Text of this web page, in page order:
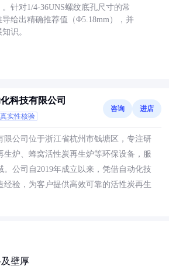
。针对1/4-36UNS螺纹底孔尺寸的常
导给出精确推荐值（Φ5.18mm），并
识。
科技有限公司
实性核验
咨询 进店
限公司位于浙江省杭州市钱塘区，专注研
生炉、蜂窝活性炭再生炉等环保设备，服
。公司自2019年成立以来，凭借自动化技
经验，为客户提供高效可靠的活性炭再生
壁厚